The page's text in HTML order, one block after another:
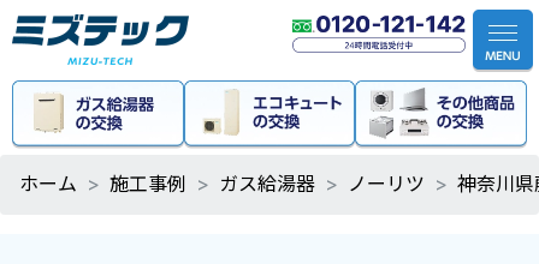
ホーム 施工事例 ガス給湯器 ノーリツ 神奈川